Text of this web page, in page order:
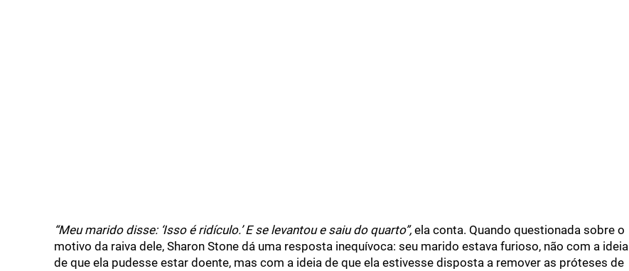
“Meu marido disse: ‘Isso é ridículo.’ E se levantou e saiu do quarto”, ela conta. Quando questionada sobre o
motivo da raiva dele, Sharon Stone dá uma resposta inequívoca: seu marido estava furioso, não com a ideia
de que ela pudesse estar doente, mas com a ideia de que ela estivesse disposta a remover as próteses de